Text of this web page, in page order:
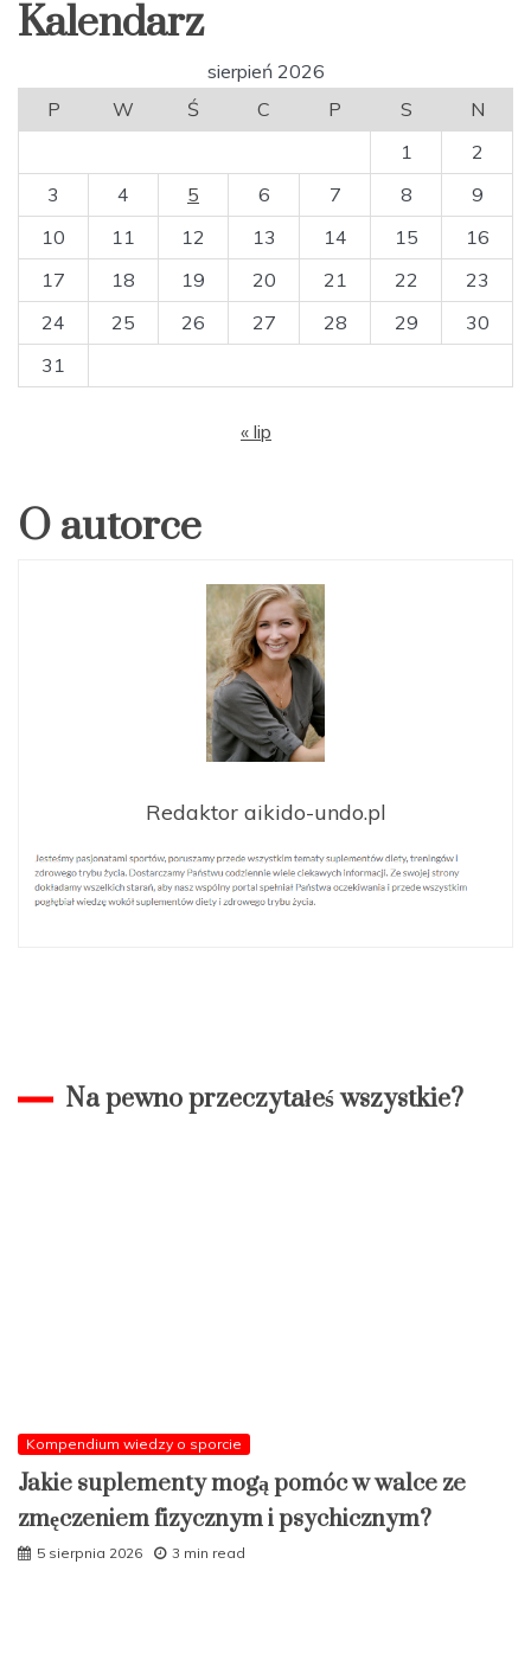
Kalendarz
sierpień 2026
P
W Ś C P S
N
1
2
3
4 5 6 7 8
9
10
11 12 13 14 15
16
17
18 19 20 21 22
23
24
25 26 27 28 29
30
31
« lip
O autorce
Redaktor aikido-undo.pl
Na pewno przeczytałeś wszystkie?
Kompendium wiedzy o sporcie
Jakie suplementy mogą pomóc w walce ze
zmęczeniem fizycznym i psychicznym?
5 sierpnia 2026 3 min read